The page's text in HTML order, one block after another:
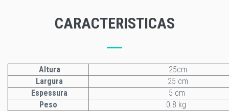
CARACTERISTICAS
Altura
25cm
Largura
25 cm
Espessura
5 cm
Peso
0.8 kg